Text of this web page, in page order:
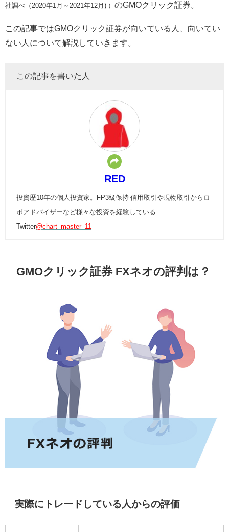
社調べ（2020年1月～2021年12月) ） のGMOクリック証券。
この記事ではGMOクリック証券が向いている人、向いてい
ない人について解説していきます。
この記事を書いた人
RED
投資歴10年の個人投資家。FP3級保持 信用取引や現物取引からロ
ボアドバイザーなど様々な投資を経験している
Twitter@chart_master_11
GMOクリック証券 FXネオの評判は？
実際にトレードしている人からの評価